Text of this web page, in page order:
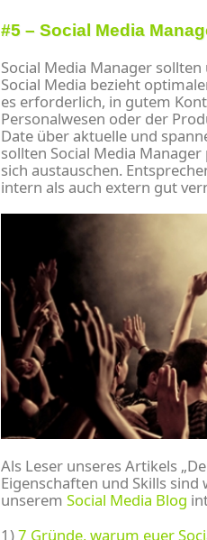
#5 – Social Media
Social Media Manager
Social Media bezieht
es erforderlich, in gutem
Personalwesen oder der
Date über aktuelle und
sollten Social Media
sich austauschen.
intern als auch extern gut
Als Leser unseres Artikels
Eigenschaften und Skills
unserem Social Media Blog
1)7 Gründe, warum euer